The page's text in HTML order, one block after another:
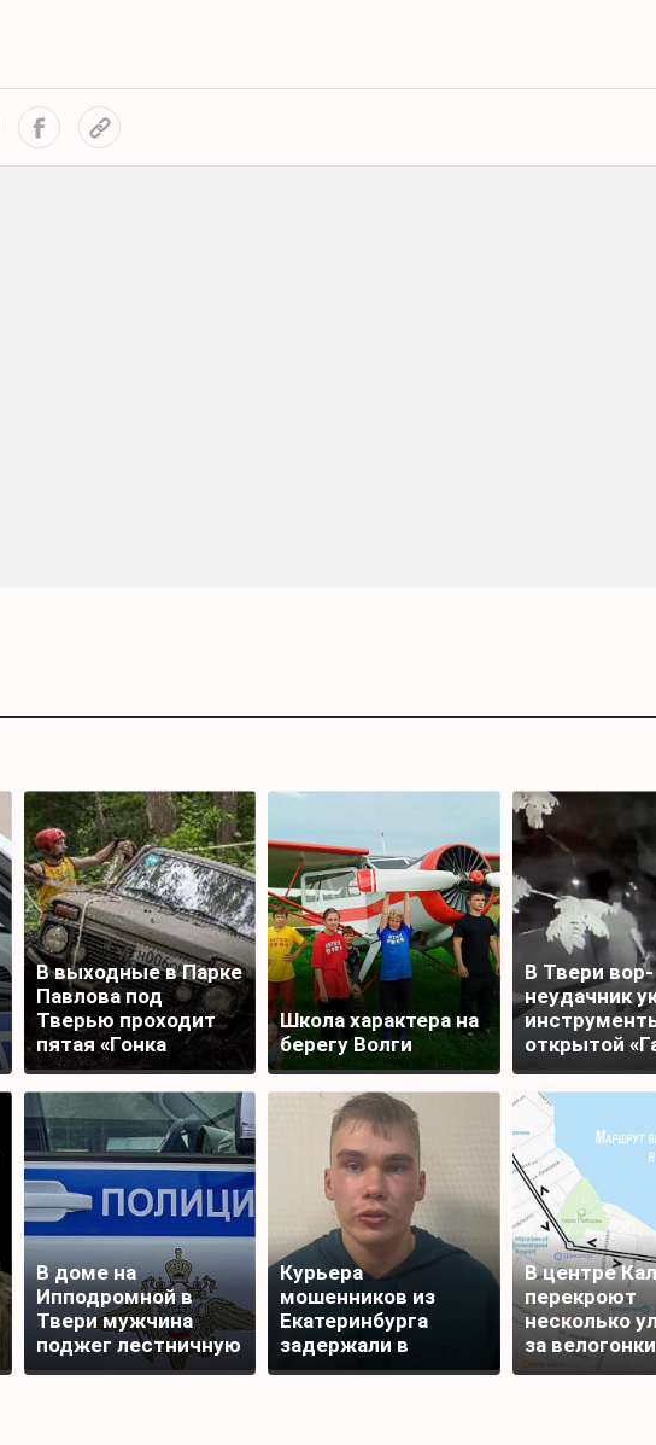
В выходные в Парке
Павлова под
Тверью проходит
пятая «Гонка
Титанов»
Школа характера на
берегу Волги
В Твери вор-
неудачник
открытой
и лишился
В доме на
Ипподромной в
Твери мужчина
поджег лестничную
площадку
Курьера
мошенников из
Екатеринбурга
задержали в
Редкино Тверской
В центре
перекроют
несколько
за велогонки